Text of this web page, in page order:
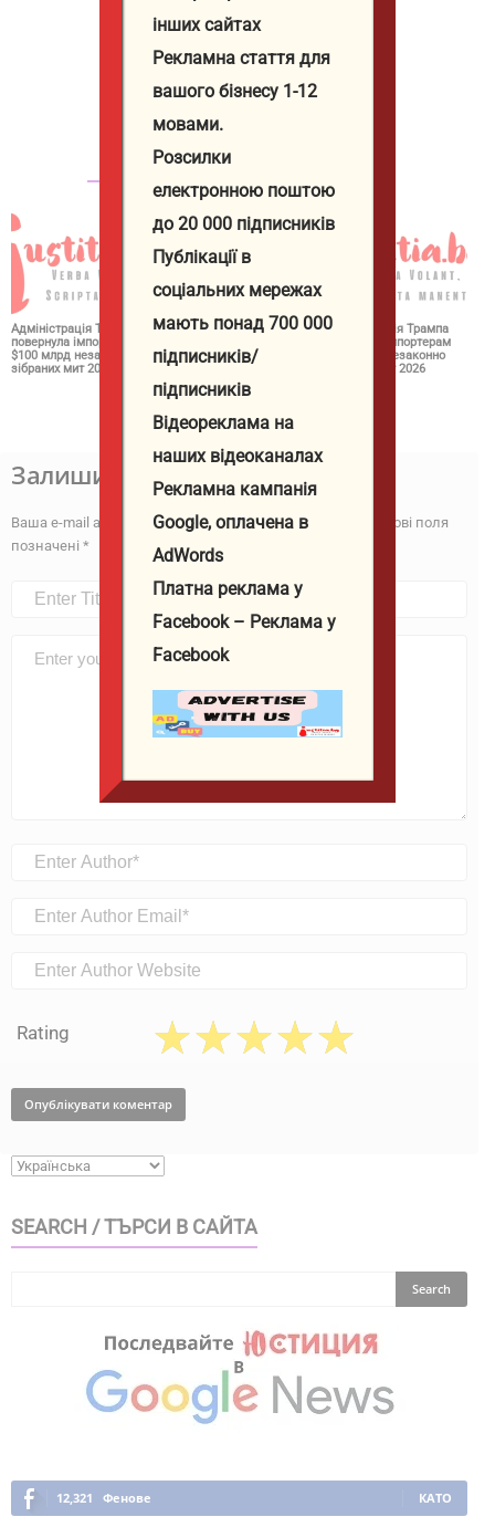
http://iustitia.bg/
Адміністрація Трампа
повернула імпортерам
$100 млрд незаконно
зібраних мит 2026
За добу ЗСУ
окупантів і знищили
понад 530 одиниць
російської техніки 2026
Адміністрація Трампа
повернула імпортерам
$100 млрд незаконно
зібраних мит 2026
Залишити відповідь
Ваша e-mail адреса не оприлюднюватиметься.
Обов’язкові поля
позначені *
Rating
SEARCH / ТЪРСИ В САЙТА
12,321 Фенове КАТО
інших сайтах
Рекламна стаття для
вашого бізнесу 1-12
мовами.
Розсилки
електронною поштою
до 20 000 підписників
Публікації в
соціальних мережах
мають понад 700 000
підписників/
підписників
Відеореклама на
наших відеоканалах
Рекламна кампанія
Google, оплачена в
AdWords
Платна реклама у
Facebook – Реклама у
Facebook